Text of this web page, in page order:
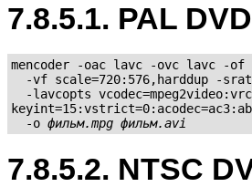
7.8.5.1. PAL DVD
mencoder -oac lavc -ovc lavc -of
-vf scale=720:576,harddup -
-lavcopts
  -o
фильм.mpg фильм.avi
7.8.5.2. NTSC